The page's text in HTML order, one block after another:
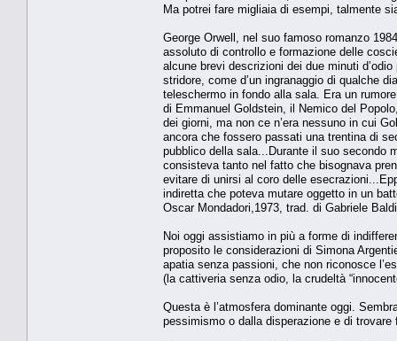
Ma potrei fare migliaia di esempi, talmente
George Orwell, nel suo famoso romanzo
assoluto di controllo e formazione delle
alcune brevi descrizioni dei due minuti
stridore, come d’un ingranaggio di qualche
teleschermo in fondo alla sala. Era un
di Emmanuel Goldstein, il Nemico del
dei giorni, ma non ce n’era nessuno in cui
ancora che fossero passati una trentina di
pubblico della sala...Durante il suo secondo
consisteva tanto nel fatto che bisognava
evitare di unirsi al coro delle
indiretta che poteva mutare oggetto in un
Oscar Mondadori,1973, trad. di Gabriele
Noi oggi assistiamo in più a forme di
proposito le considerazioni di Simona
apatia senza passioni, che non riconosce
(la cattiveria senza odio, la crudeltà
Questa è l’atmosfera dominante oggi.
pessimismo o dalla disperazione e di